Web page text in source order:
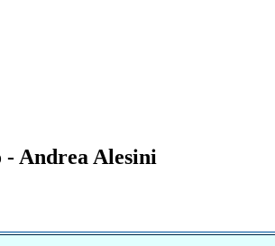
Andrea Alesini